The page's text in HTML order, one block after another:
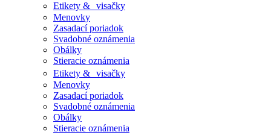
Etikety & visačky
Menovky
Zasadací poriadok
Svadobné oznámenia
Obálky
Stieracie oznámenia
Etikety & visačky
Menovky
Zasadací poriadok
Svadobné oznámenia
Obálky
Stieracie oznámenia